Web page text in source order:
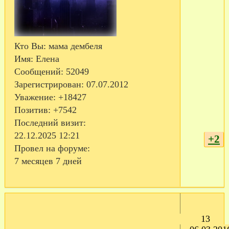
Кто Вы: мама дембеля
Имя: Елена
Сообщений: 52049
Зарегистрирован: 07.07.2012
Уважение: +18427
Позитив: +7542
Последний визит:
22.12.2025 12:21
Провел на форуме:
7 месяцев 7 дней
+2
13